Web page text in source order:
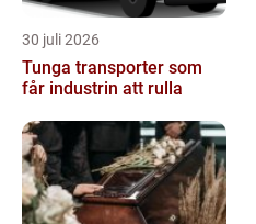
30 juli 2026
Tunga transporter som
får industrin att rulla